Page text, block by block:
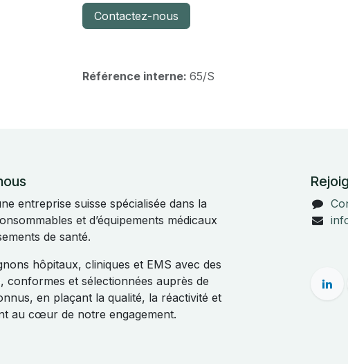
Contactez-nous
Référence interne: 65/S
entreprise suisse spécialisée dans la
et d’équipements médicaux
de santé.
hôpitaux, cliniques et EMS avec des
conformes et sélectionnées auprès de
en plaçant la qualité, la réactivité et
au cœur de notre engagement.